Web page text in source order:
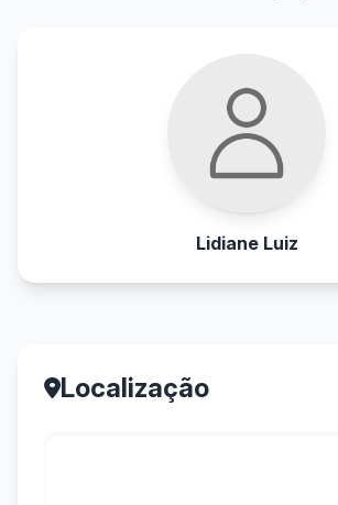
Lidiane Luiz
Localização